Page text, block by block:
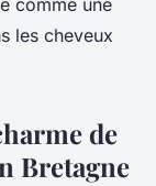
comme une
les cheveux
de
Bretagne